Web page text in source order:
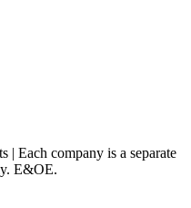
| Each company is a separate
E&OE.